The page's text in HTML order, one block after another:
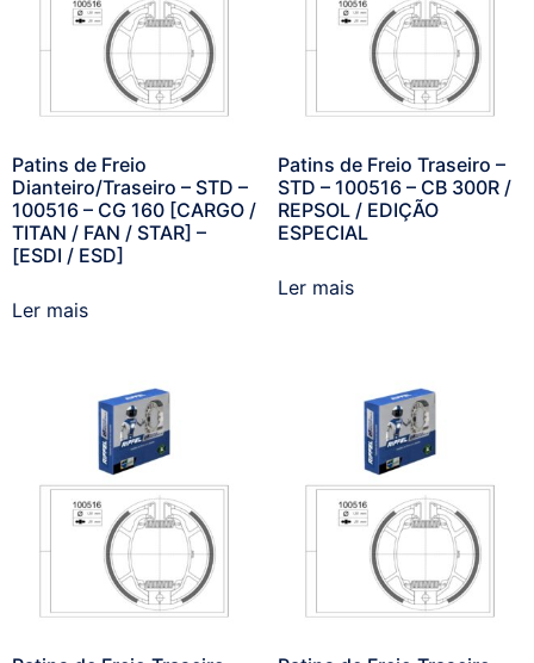
Patins de Freio
Dianteiro/Traseiro – STD –
100516 – CG 160 [CARGO /
TITAN / FAN / STAR] –
[ESDI / ESD]
Ler mais
Patins de Freio Traseiro –
STD – 100516 – CB 300R /
REPSOL / EDIÇÃO
ESPECIAL
Ler mais